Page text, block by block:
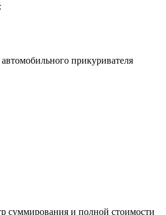
прикуривателя
суммирования и полной стоимости